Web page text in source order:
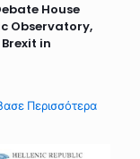
House
Observatory,
in
Περισσότερα